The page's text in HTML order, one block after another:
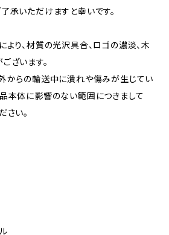
承いただけますと幸いです。
より、材質の光沢具合、ロゴの濃淡、木
ざいます。
からの輸送中に潰れや傷みが生じてい
本体に影響のない範囲につきまして
さい。